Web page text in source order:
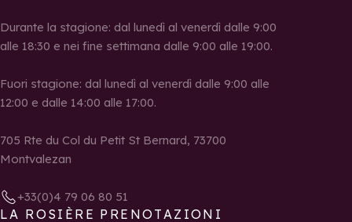
Durante la stagione: dal lunedì al venerdì dalle 9:00
alle 18:30 e nei fine settimana dalle 9:00 alle 19:00.
Fuori stagione: dal lunedì al venerdì dalle 9:00 alle
12:00 e dalle 14:00 alle 17:00.
705 Rte du Col du Petit St Bernard, 73700
Montvalezan
+33(0)4 79 06 80 51
LA ROSIÈRE PRENOTAZIONI